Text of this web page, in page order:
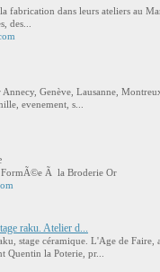
fabrication dans leurs ateliers au
des...
Genève, Lausanne,
evenement, s...
Ã la Broderie Or
raku. Atelier d...
stage céramique. L'Age de
Quentin la Poterie, pr...